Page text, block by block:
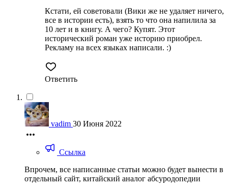
Кстати, ей советовали (Вики же не удаляет ничего,
все в истории есть), взять то что она напилила за
10 лет и в книгу. А чего? Купят. Этот
исторический роман уже историю приобрел.
Рекламу на всех языках написали. :)
Ответить
vadim 30 Июня 2022
Ссылка
Впрочем, все написанные статьи можно будет вынести в
отдельный сайт, китайский аналог абсуродопедии